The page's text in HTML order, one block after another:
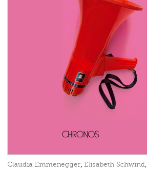
Claudia Emmenegger, Elisabeth Schwind,